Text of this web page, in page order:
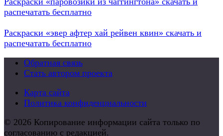
распечатать бесплатно
Раскраски «эвер афтер хай рейвен квин» скачать и
распечатать бесплатно
Обратная связь
Стать автором проекта
Карта сайта
Политика конфиденциальности
© 2026 Копирование информации сайта только по
согласованию с редакцией.